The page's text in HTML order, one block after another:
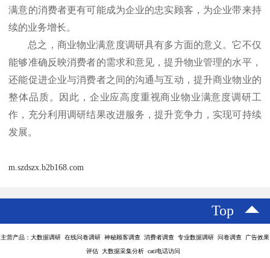
满意的消费者更有可能成为企业的忠实顾客，为企业带来持
续的业务增长。
总之，商业物业满意度调研具有多方面的意义。它不仅
能够准确反映消费者的需求和意见，提升物业管理的水平，
还能促进企业与消费者之间的沟通与互动，提升商业物业的
整体品质。因此，企业应高度重视商业物业满意度调研工
作，充分利用调研结果改进服务，提升竞争力，实现可持续
发展。
m.szdszx.b2b168.com
Top
主营产品：大数据调研 在线问卷调研 神秘顾客调查 消费者调查 专业数据调研 问卷调查 广告效果
评估 大数据采集分析 cati电话访问